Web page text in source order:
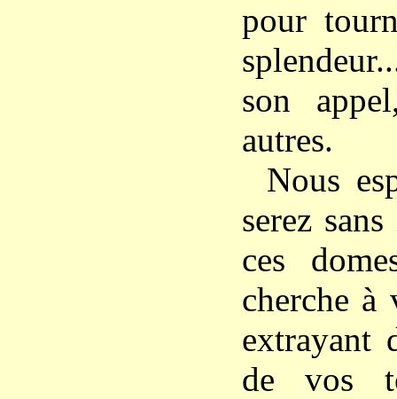
pour
son
autres.
Nous
serez
ces
cherche à
extrayant
de vos